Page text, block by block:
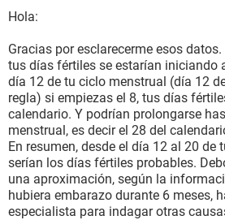
Hola:
Gracias por esclarecerme esos
tus días fértiles se estarían iniciando
día 12 de tu ciclo menstrual (día 12
regla) si empiezas el 8, tus días
calendario. Y podrían prolongarse
menstrual, es decir el 28 del
En resumen, desde el día 12 al 20 de
serían los días fértiles probables.
una aproximación, según la
hubiera embarazo durante 6 meses,
especialista para indagar otras